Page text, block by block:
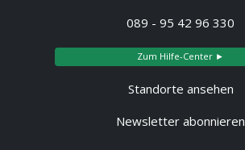
089 - 95 42 96 330
Zum Hilfe-Center ►
Standorte ansehen
Newsletter abonnieren